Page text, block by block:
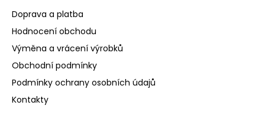
Doprava a platba
Hodnocení obchodu
Výměna a vrácení výrobků
Obchodní podmínky
Podmínky ochrany osobních údajů
Kontakty